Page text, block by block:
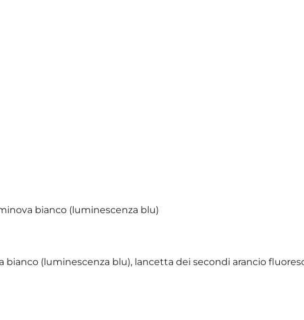
bianco (luminescenza blu)
(luminescenza blu), lancetta dei secondi arancio